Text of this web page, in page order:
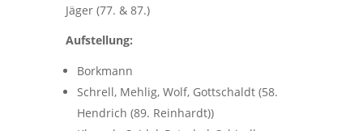
Jäger (77. & 87.)
Aufstellung:
Borkmann
Schrell, Mehlig, Wolf, Gottschaldt (58.
Hendrich (89. Reinhardt))